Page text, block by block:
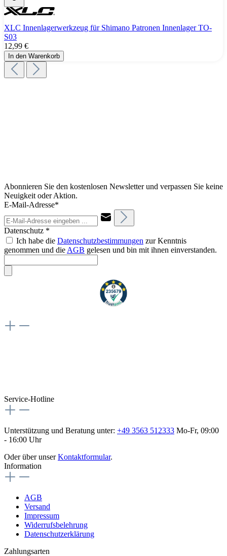
XLC Innenlagerwerkzeug für Shimano Patronen Innenlager TO-
S03
12,99 €
In den Warenkorb
Abonnieren Sie den kostenlosen Newsletter und verpassen Sie keine
Neuigkeit oder Aktion.
E-Mail-Adresse*
Datenschutz *
Ich habe die Datenschutzbestimmungen zur Kenntnis
genommen und die AGB gelesen und bin mit ihnen einverstanden.
Service-Hotline
Unterstützung und Beratung unter: +49 3563 512333 Mo-Fr, 09:00
- 16:00 Uhr
Oder über unserKontaktformular.
Information
AGB
Versand
Impressum
Widerrufsbelehrung
Datenschutzerklärung
Zahlungsarten